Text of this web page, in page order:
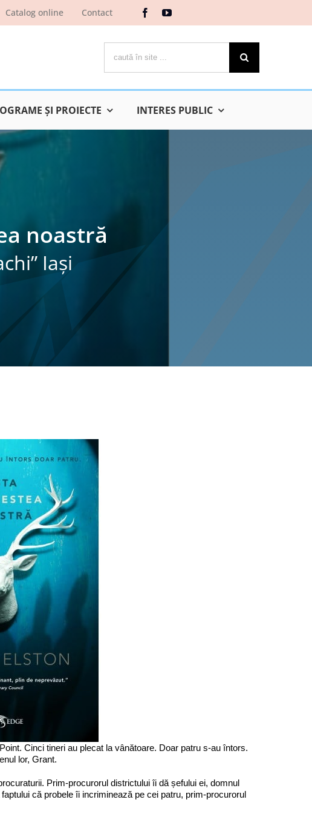
Catalog online Contact
ŞI PROIECTE INTERES PUBLIC
noastră
Iaşi
Cinci tineri au plecat la vânătoare. Doar patru s-au întors.
lor, Grant.
Prim-procurorul districtului îi dă șefului ei, domnul
că probele îi incriminează pe cei patru, prim-procurorul